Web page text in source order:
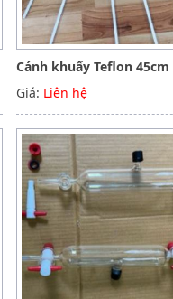
Cánh khuấy Teflon 45cm
Giá: Liên hệ